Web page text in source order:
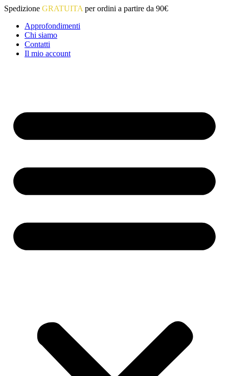
Vai
contenuto
Spedizione GRATUITA per ordini a partire da 90€
Approfondimenti
Chi siamo
Contatti
Il mio account